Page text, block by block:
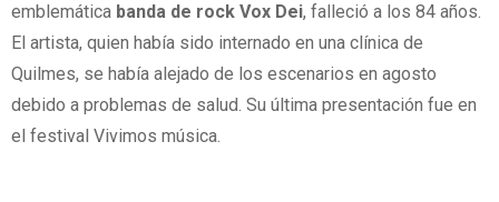
emblemática banda de rock Vox Dei, falleció a los 84 años.
El artista, quien había sido internado en una clínica de
Quilmes, se había alejado de los escenarios en agosto
debido a problemas de salud. Su última presentación fue en
el festival Vivimos música.